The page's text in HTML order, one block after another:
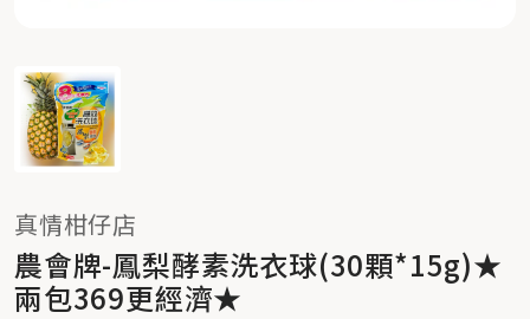
真情柑仔店
農會牌-鳳梨酵素洗衣球(30顆*15g)★
兩包369更經濟★